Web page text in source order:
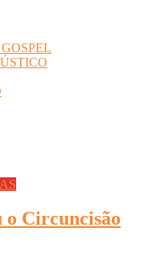
o Circuncisão